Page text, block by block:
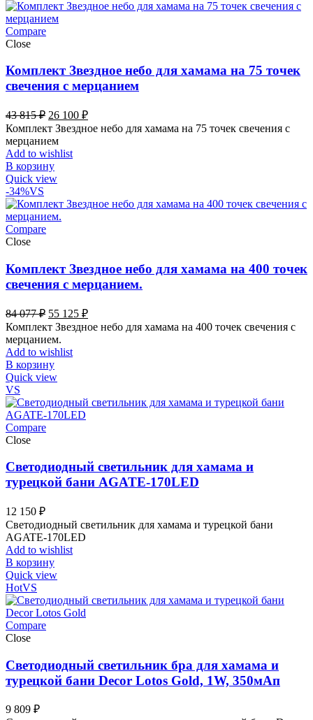
Compare
Close
Комплект Звездное небо для хамама на 75 точек
свечения с мерцанием
43 815₽ Первоначальная
цена
составляла
43
815 ₽.
26 100 ₽Текущая
цена:
Комплект Звездное небо для хамама на 75 точек свечения с
мерцанием
Add to wishlist
В корзину
Quick view
-34%VS
Compare
Close
Комплект Звездное небо для хамама на 400 точек
свечения с мерцанием.
84 077₽ Первоначальная
цена
составляла
84
077 ₽.
55 125 ₽Текущая
цена:
Комплект Звездное небо для хамама на 400 точек свечения с
мерцанием.
Add to wishlist
В корзину
Quick view
VS
Compare
Close
Светодиодный светильник для хамама и
турецкой бани AGATE-170LED
12 150 ₽
Светодиодный светильник для хамама и турецкой бани
AGATE-170LED
Add to wishlist
В корзину
Quick view
HotVS
Compare
Close
Светодиодный светильник бра для хамама и
турецкой бани Decor Lotos Gold, 1W, 350мАп
9 809 ₽